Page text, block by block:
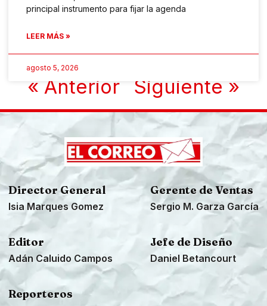
principal instrumento para fijar la agenda
LEER MÁS »
agosto 5, 2026
« Anterior Siguiente »
Director General
Isia Marques Gomez
Gerente de Ventas
Sergio M. Garza García
Editor
Adán Caluido Campos
Jefe de Diseño
Daniel Betancourt
Reporteros